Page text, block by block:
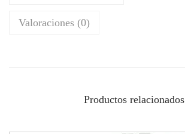
Valoraciones (0)
Productos relacionados